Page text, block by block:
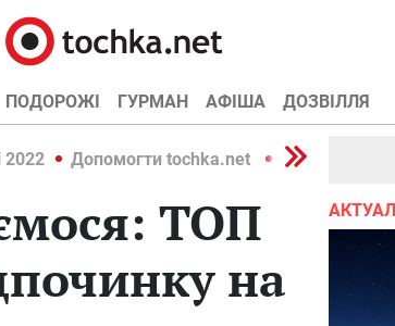
ПОДОРОЖІ ГУРМАН АФІША ДОЗВІЛЛЯ
2022 Допомогти tochka.net Війна в
ТОП
на